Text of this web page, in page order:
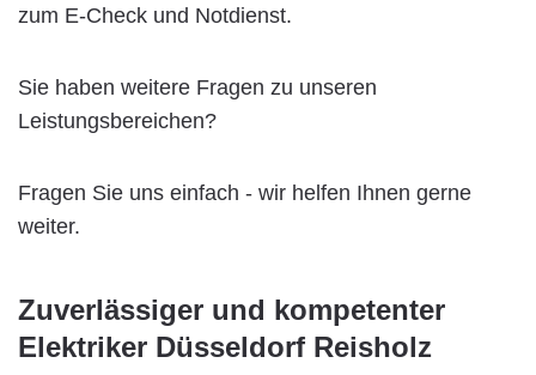
zum E-Check und Notdienst.
Sie haben weitere Fragen zu unseren
Leistungsbereichen?
Fragen Sie uns einfach - wir helfen Ihnen gerne
weiter.
Zuverlässiger und kompetenter
Elektriker Düsseldorf Reisholz